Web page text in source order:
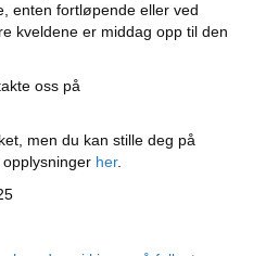
enten fortløpende eller ved
kveldene er middag opp til den
oss på
men du kan stille deg på
her.